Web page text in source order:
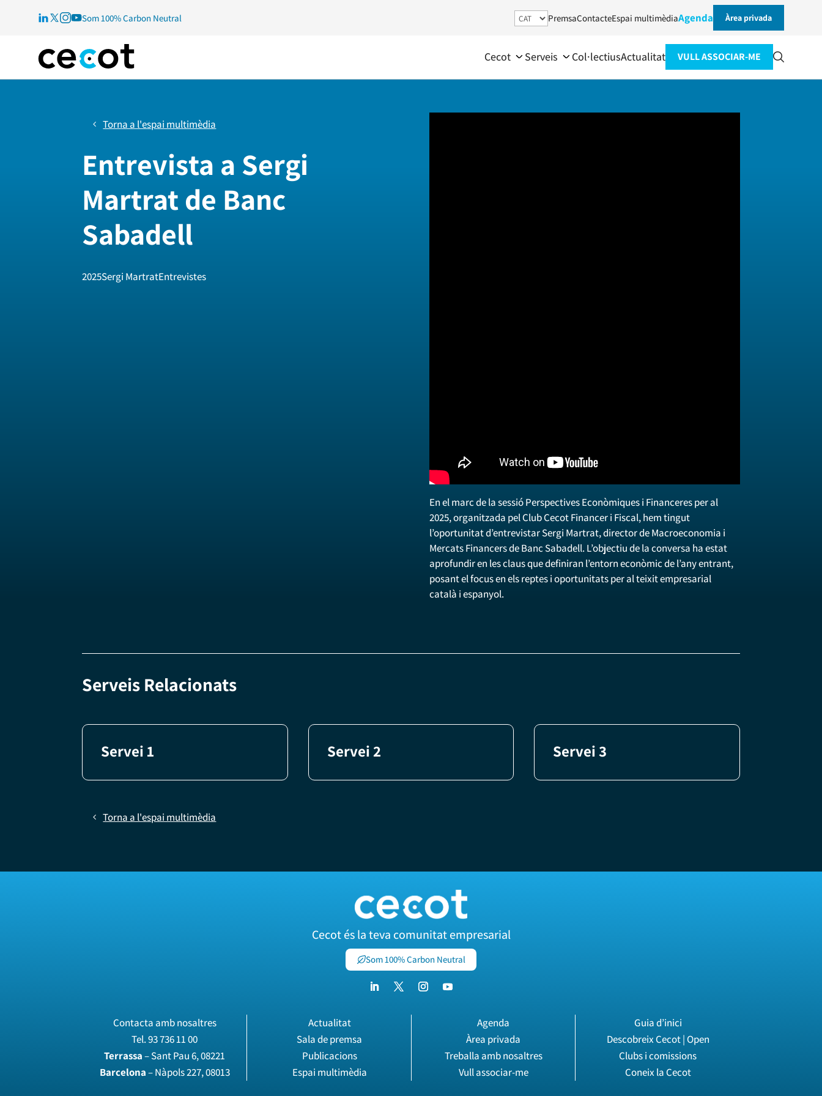
Som 100% Carbon Neutral PremsaContacteEspai multimèdiaAgenda Àrea privada
Cecot Serveis Col·lectiusActualitat VULL ASSOCIAR-ME
Torna a l'espai multimèdia
Entrevista a Sergi
Martrat de Banc
Sabadell
2025Sergi MartratEntrevistes
En el marc de la sessió Perspectives Econòmiques i Financeres per al
2025, organitzada pel Club Cecot Financer i Fiscal, hem tingut
l’oportunitat d’entrevistar Sergi Martrat, director de Macroeconomia i
Mercats Financers de Banc Sabadell. L’objectiu de la conversa ha estat
aprofundir en les claus que definiran l’entorn econòmic de l’any entrant,
posant el focus en els reptes i oportunitats per al teixit empresarial
català i espanyol.
Serveis Relacionats
Servei 1 Servei 2 Servei 3
Torna a l'espai multimèdia
Cecot és la teva comunitat empresarial
Som 100% Carbon Neutral
Contacta amb nosaltres
Tel.93 736 11 00
Terrassa– Sant Pau 6, 08221
Barcelona– Nàpols 227, 08013
Actualitat
Sala de premsa
Publicacions
Espai multimèdia
Agenda
Àrea privada
Treballa amb nosaltres
Vull associar-me
Guia d’inici
Descobreix Cecot | Open
Clubs i comissions
Coneix la Cecot